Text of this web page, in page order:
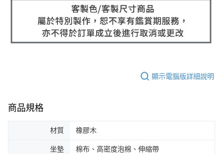
顯示電腦版詳細說明
商品規格
材質 橡膠木
坐墊 棉布、高密度泡棉、伸縮帶